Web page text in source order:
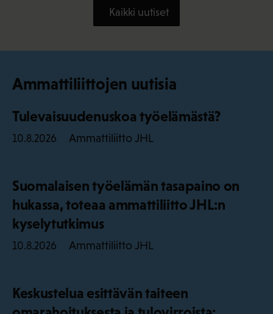
Kaikki uutiset
Ammattiliittojen uutisia
Tulevaisuudenuskoa työelämästä?
10.8.2026 Ammattiliitto JHL
Suomalaisen työelämän tasapaino on
hukassa, toteaa ammattiliitto JHL:n
kyselytutkimus
10.8.2026 Ammattiliitto JHL
Keskustelua esittävän taiteen